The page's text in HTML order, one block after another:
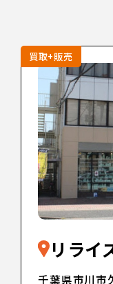
買取+販売
リライ
千葉県市川市